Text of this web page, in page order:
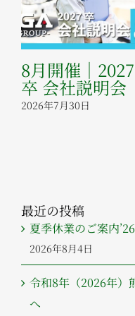
8月開催｜
卒 会社説明会
2026年7月30日
最近の投稿
夏季休業のご案内’26
2026年8月4日
令和8年（2026年）
へ